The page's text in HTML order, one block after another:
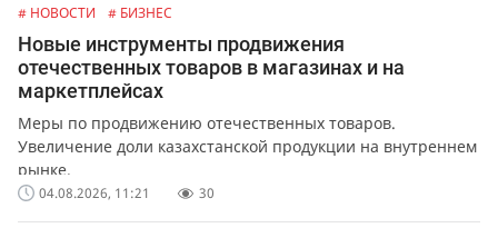
# НОВОСТИ # БИЗНЕС
Новые инструменты продвижения
отечественных товаров в магазинах и на
маркетплейсах
Меры по продвижению отечественных товаров.
Увеличение доли казахстанской продукции на внутреннем
рынке.
04.08.2026, 11:21 30